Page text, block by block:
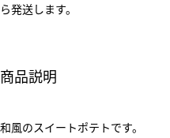
ら発送します。
商品説明
和風のスイートポテトです。